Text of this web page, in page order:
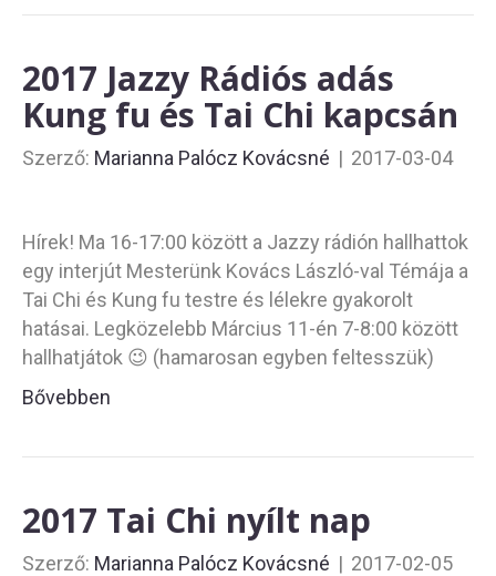
2017 Jazzy Rádiós adás
Kung fu és Tai Chi kapcsán
Szerző: Marianna Palócz Kovácsné | 2017-03-04
Hírek! Ma 16-17:00 között a Jazzy rádión hallhattok
egy interjút Mesterünk Kovács László-val Témája a
Tai Chi és Kung fu testre és lélekre gyakorolt
hatásai. Legközelebb Március 11-én 7-8:00 között
hallhatjátok 😉 (hamarosan egyben feltesszük)
Bővebben
2017 Tai Chi nyílt nap
Szerző: Marianna Palócz Kovácsné | 2017-02-05